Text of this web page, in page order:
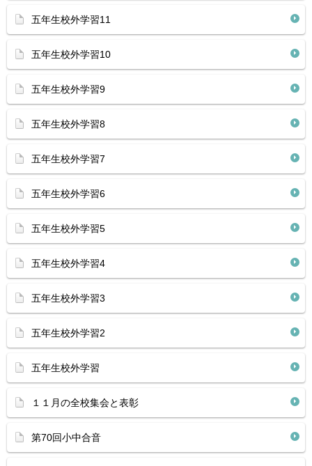
五年生校外学習11
五年生校外学習10
五年生校外学習9
五年生校外学習8
五年生校外学習7
五年生校外学習6
五年生校外学習5
五年生校外学習4
五年生校外学習3
五年生校外学習2
五年生校外学習
１１月の全校集会と表彰
第70回小中合音